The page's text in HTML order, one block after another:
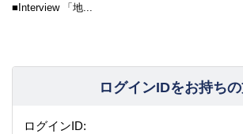
■Interview 「地...
ログインIDをお持ち
ログインID: